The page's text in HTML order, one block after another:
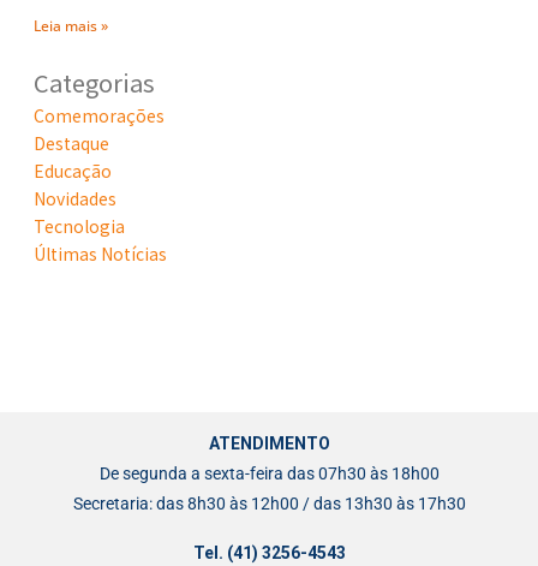
Leia mais »
Categorias
Comemorações
Destaque
Educação
Novidades
Tecnologia
Últimas Notícias
ATENDIMENTO
De segunda a sexta-feira das 07h30 às 18h00
Secretaria: das 8h30 às 12h00 / das 13h30 às 17h30
Tel. (41) 3256-4543